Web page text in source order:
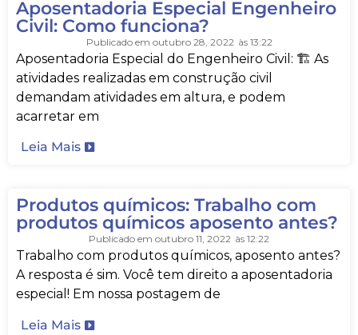
Aposentadoria Especial Engenheiro
Civil: Como funciona?
Publicado em outubro 28, 2022 às 13:22
Aposentadoria Especial do Engenheiro Civil: 🏗️ As
atividades realizadas em construção civil
demandam atividades em altura, e podem
acarretar em
Leia Mais
Produtos químicos: Trabalho com
produtos químicos aposento antes?
Publicado em outubro 11, 2022 às 12:22
Trabalho com produtos químicos, aposento antes?
A resposta é sim. Você tem direito a aposentadoria
especial! Em nossa postagem de
Leia Mais